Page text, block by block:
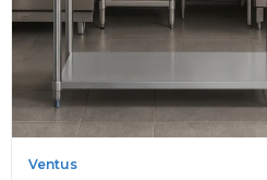
Ventus